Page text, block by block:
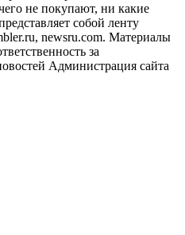
не покупают, ни какие
собой ленту
newsru.com. Материалы
за
Администрация сайта